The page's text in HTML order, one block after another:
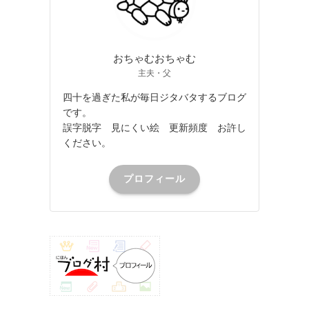
おちゃむおちゃむ
主夫・父
四十を過ぎた私が毎日ジタバタするブログ
です。
誤字脱字 見にくい絵 更新頻度 お許し
ください。
プロフィール